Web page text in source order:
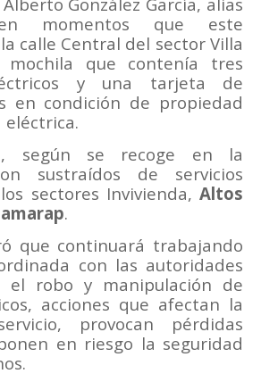
momentos que este
calle Central del sector Villa
mochila que contenía tres
y una tarjeta de
en condición de propiedad
eléctrica.
según se recoge en la
sustraídos de servicios
sectores Invivienda, Altos
.
que continuará trabajando
con las autoridades
el robo y manipulación de
acciones que afectan la
provocan pérdidas
en riesgo la seguridad